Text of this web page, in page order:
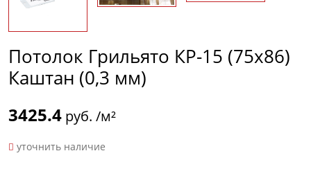
Потолок Грильято КР-15 (75х86)
Каштан (0,3 мм)
3425.4 руб. /м²
уточнить наличие